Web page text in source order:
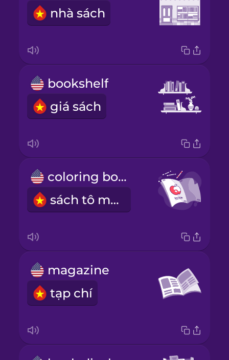
nhà sách
bookshelf
giá sách
coloring book
sách tô màu
magazine
tạp chí